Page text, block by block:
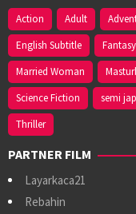
Action Adult
English Subtitle
Fantasy
Married Woman
Science Fiction
semi
Thriller
PARTNER FILM
Layarkaca21
Rebahin